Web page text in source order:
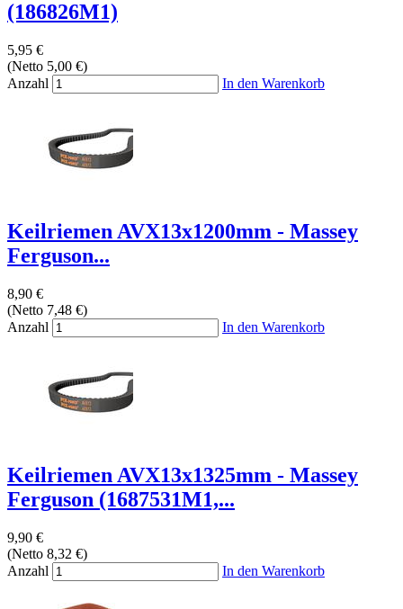
(186826M1)
5,95 €
(Netto 5,00 €)
Anzahl
In den Warenkorb
Keilriemen AVX13x1200mm - Massey
Ferguson...
8,90 €
(Netto 7,48 €)
Anzahl
In den Warenkorb
Keilriemen AVX13x1325mm - Massey
Ferguson (1687531M1,...
9,90 €
(Netto 8,32 €)
Anzahl
In den Warenkorb